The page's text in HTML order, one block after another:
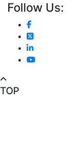
Follow Us:
TOP